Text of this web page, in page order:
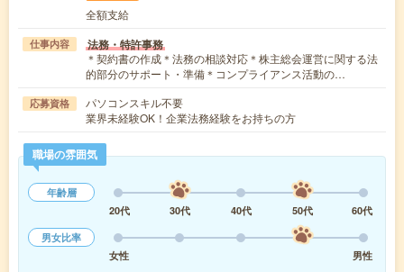
全額支給
仕事内容 法務・特許事務
＊契約書の作成＊法務の相談対応＊株主総会運営に関する法
的部分のサポート・準備＊コンプライアンス活動の…
応募資格
パソコンスキル不要
業界未経験OK！企業法務経験をお持ちの方
職場の雰囲気
年齢層
20代
30代 40代 50代
60代
男女比率
女性
男性